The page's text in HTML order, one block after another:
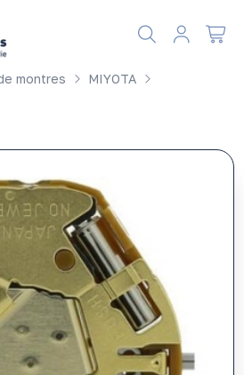
montres
MIYOTA
matière de cookies